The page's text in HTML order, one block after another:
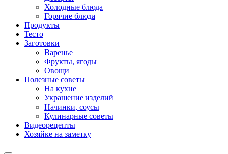
Холодные блюда
Горячие блюда
Продукты
Тесто
Заготовки
Варенье
Фрукты, ягоды
Овощи
Полезные советы
На кухне
Украшение изделий
Начинки, соусы
Кулинарные советы
Видеорецепты
Хозяйке на заметку